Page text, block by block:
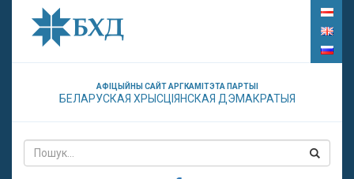
АФІЦЫЙНЫ САЙТ АРГКАМІТЭТА ПАРТЫІ
БЕЛАРУСКАЯ ХРЫСЦІЯНСКАЯ ДЭМАКРАТЫЯ